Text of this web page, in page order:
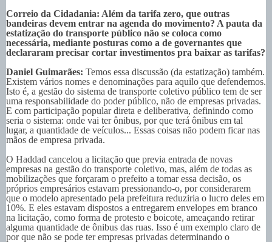
Correio da Cidadania: Além da tarifa zero, que outras
bandeiras devem entrar na agenda do movimento? A pauta da
estatização do transporte público não se coloca como
necessária, mediante posturas como a de governantes que
declararam precisar cortar investimentos pra baixar as tarifas?
Daniel Guimarães: Temos essa discussão (da estatização) também.
Existem vários nomes e denominações para aquilo que defendemos.
Isto é, a gestão do sistema de transporte coletivo público tem de ser
uma responsabilidade do poder público, não de empresas privadas.
E com participação popular direta e deliberativa, definindo como
seria o sistema: onde vai ter ônibus, por que terá ônibus em tal
lugar, a quantidade de veículos... Essas coisas não podem ficar nas
mãos de empresa privada.
O Haddad cancelou a licitação que previa entrada de novas
empresas na gestão do transporte coletivo, mas, além de todas as
mobilizações que forçaram o prefeito a tomar essa decisão, os
próprios empresários estavam pressionando-o, por considerarem
que o modelo apresentado pela prefeitura reduziria o lucro deles em
10%. E eles estavam dispostos a entregarem envelopes em branco
na licitação, como forma de protesto e boicote, ameaçando retirar
alguma quantidade de ônibus das ruas. Isso é um exemplo claro de
por que não se pode ter empresas privadas determinando o